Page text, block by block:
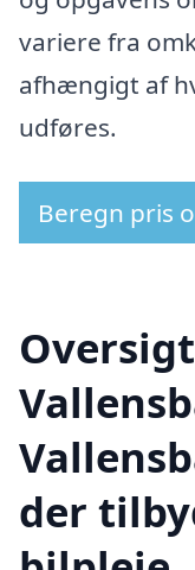
variere fra
afhængigt af
udføres.
Beregn pris
der